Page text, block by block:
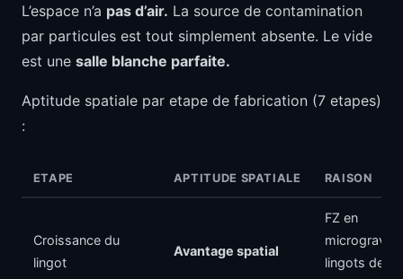
L’espace n’a pas d’air. La source de contamination
par particules est tout simplement absente. Le vide
est une salle blanche parfaite.
Aptitude spatiale par etape de fabrication (7 etapes)
:
ETAPE APTITUDE SPATIALE RAISON
Croissance du
lingot
Avantage spatial
FZ en
microgravite,
lingots de